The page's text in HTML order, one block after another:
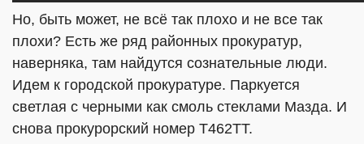
Но, быть может, не всё так плохо и не все так
плохи? Есть же ряд районных прокуратур,
наверняка, там найдутся сознательные люди.
Идем к городской прокуратуре. Паркуется
светлая с черными как смоль стеклами Мазда. И
снова прокурорский номер Т462ТТ.